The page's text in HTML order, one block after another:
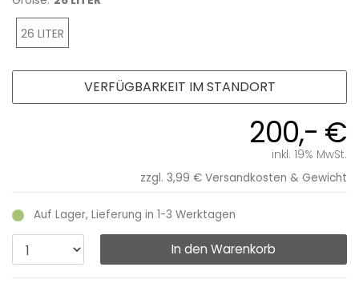
26 LITER
200,- €
inkl. 19% MwSt.
zzgl. 3,99 € Versandkosten & Gewicht
Auf Lager, Lieferung in 1-3 Werktagen
In den Warenkorb
VERFÜGBARKEIT IM STANDORT